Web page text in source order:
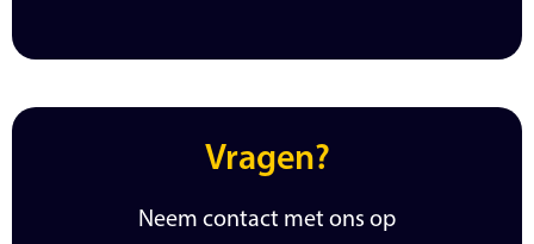
Vragen?
Neem contact met ons op